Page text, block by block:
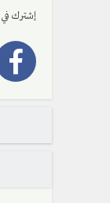
إشترك